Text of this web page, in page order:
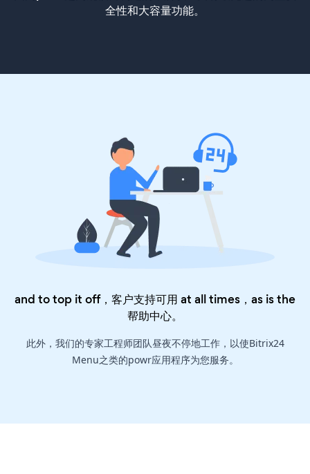
全性和大容量功能。
and to top it off，客户支持可用 at all times，as is the
帮助中心。
此外，我们的专家工程师团队昼夜不停地工作，以使Bitrix24
Menu之类的powr应用程序为您服务。